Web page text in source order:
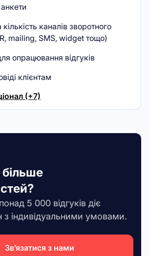
анкети
кількість каналів зворотного
mailing, SMS, widget тощо)
опрацювання відгуків
клієнтам
(+7)
5 000 відгуків діє
з індивідуальними умовами.
Зв’язатися з нами